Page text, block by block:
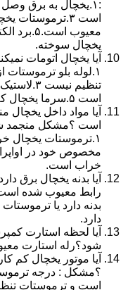
یخچال سوخته.
آیا یخچال اتومات
است ۵.سرما یخچال کم است.
آیا مواد داخل
است ؟مشکل منجمد
خراب است.
آیا بدنه یخچال برق
رابط معیوب شده
بدنه دارد یا
دارد.
آیا لحظه استارت
شود؟رله استارت
آیا موتور یخچال
؟مشکل : درجه
است و ترموستات